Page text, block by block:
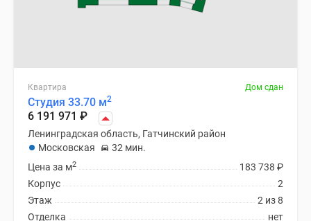
Квартира Дом сдан
Студия 33.70 м2
6 191 971 ₽
Ленинградская область, Гатчинский район
Московская
32 мин.
183 738 ₽
Цена за м2
2
Корпус
2 из 8
Этаж
нет
Отделка